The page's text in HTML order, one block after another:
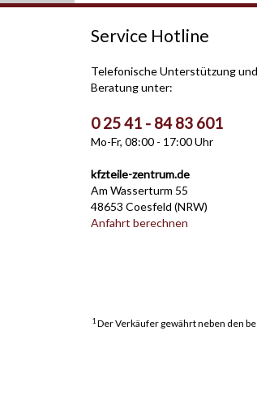
Service Hotline
Telefonische Unterstützung und
Beratung unter:
0 25 41 - 84 83 601
Mo-Fr, 08:00 - 17:00 Uhr
kfzteile-zentrum.de
Am Wasserturm 55
48653 Coesfeld (NRW)
Anfahrt berechnen
1Der Verkäufer gewährt neben den